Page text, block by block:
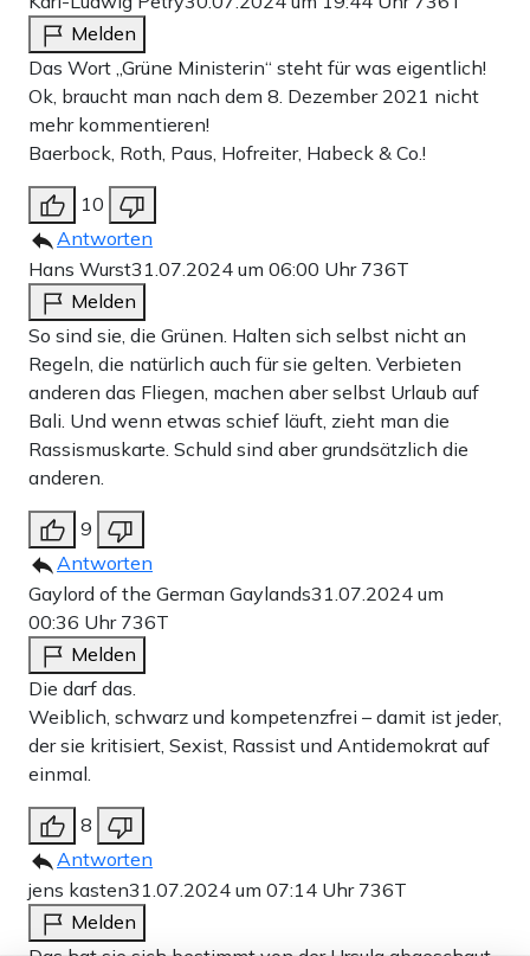
Melden
Das Wort „Grüne Ministerin“ steht für was eigentlich!
Ok, braucht man nach dem 8. Dezember 2021 nicht
mehr kommentieren!
Baerbock, Roth, Paus, Hofreiter, Habeck & Co.!
10
Antworten
Hans Wurst31.07.2024 um 06:00 Uhr 736T
Melden
So sind sie, die Grünen. Halten sich selbst nicht an
Regeln, die natürlich auch für sie gelten. Verbieten
anderen das Fliegen, machen aber selbst Urlaub auf
Bali. Und wenn etwas schief läuft, zieht man die
Rassismuskarte. Schuld sind aber grundsätzlich die
anderen.
9
Antworten
Gaylord of the German Gaylands31.07.2024 um
00:36 Uhr 736T
Melden
Die darf das.
Weiblich, schwarz und kompetenzfrei – damit ist jeder,
der sie kritisiert, Sexist, Rassist und Antidemokrat auf
einmal.
8
Antworten
jens kasten31.07.2024 um 07:14 Uhr 736T
Melden